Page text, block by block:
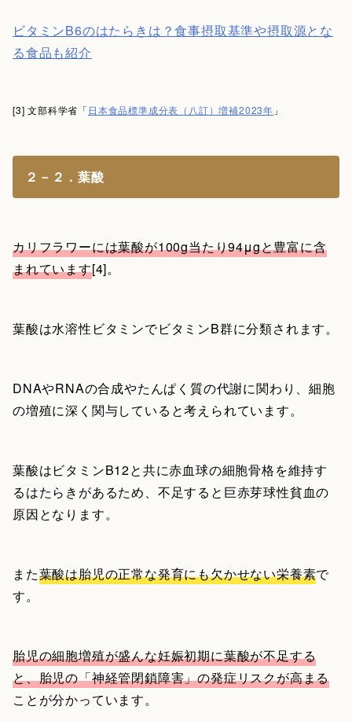
ビタミンB6のはたらきは？食事摂取基準や摂取源とな
る食品も紹介
[3] 文部科学省「 日本食品標準成分表（八訂）増補2023年 」
２－２．葉酸
カリフラワーには葉酸が100g当たり94μgと豊富に含
まれています[4]。
葉酸は水溶性ビタミンでビタミンB群に分類されます。
DNAやRNAの合成やたんぱく質の代謝に関わり、細胞
の増殖に深く関与していると考えられています。
葉酸はビタミンB12と共に赤血球の細胞骨格を維持す
るはたらきがあるため、不足すると巨赤芽球性貧血の
原因となります。
また葉酸は胎児の正常な発育にも欠かせない栄養素で
す。
胎児の細胞増殖が盛んな妊娠初期に葉酸が不足する
と、胎児の「神経管閉鎖障害」の発症リスクが高まる
ことが分かっています。